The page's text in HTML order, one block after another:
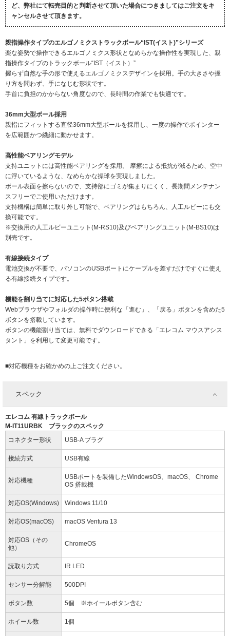
ど、弊社にて転売目的と判断させて頂いた場合につきましてはご注文をキ
ャンセルさせて頂きます。
親指操作タイプのエルゴノミクストラックボール“IST(イスト)”シリーズ
楽な姿勢で操作できるエルゴノミクス形状となめらかな操作性を実現した、親
指操作タイプのトラックボール“IST（イスト）”
握らず自然な手の形で使えるエルゴノミクスデザインを採用。手の大きさや握
り方を問わず、手になじむ形状です。
手首に負担のかからない角度なので、長時間の作業でも快適です。
36mm大型ボール採用
親指にフィットする直径36mm大型ボールを採用し、一度の操作でポインター
を広範囲かつ繊細に動かせます。
高性能ベアリングモデル
支持ユニットには高性能ベアリングを採用。 摩擦による抵抗が減るため、空中
に浮いているような、なめらかな操球を実現しました。
ボール表面を擦らないので、支持部にゴミが集まりにくく、長期間メンテナン
スフリーでご使用いただけます。
支持機構は簡単に取り外し可能で、ベアリングはもちろん、人工ルビーにも交
換可能です。
※交換用の人工ルビーユニット(M-RS10)及びベアリングユニット(M-BS10)は
別売です。
有線接続タイプ
電池交換が不要で、パソコンのUSBポートにケーブルを差すだけですぐに使え
る有線接続タイプです。
機能を割り当てに対応した5ボタン搭載
Webブラウザやフォルダの操作時に便利な「進む」、「戻る」ボタンを含めた5
ボタンを搭載しています。
ボタンの機能割り当ては、無料でダウンロードできる「エレコム マウスアシス
タント」を利用して変更可能です。
■対応機種をお確かめの上ご注文ください。
スペック
エレコム 有線トラックボール
M-IT11URBK ブラックのスペック
コネクター形状
USB-A プラグ
接続方式 USB有線
対応機種
USBポートを装備したWindowsOS、macOS、 Chrome
OS 搭載機
対応OS(Windows) Windows 11/10
対応OS(macOS) macOS Ventura 13
対応OS（その
他）
ChromeOS
読取り方式 IR LED
センサー分解能 500DPI
ボタン数 5個 ※ホイールボタン含む
ホイール数 1個